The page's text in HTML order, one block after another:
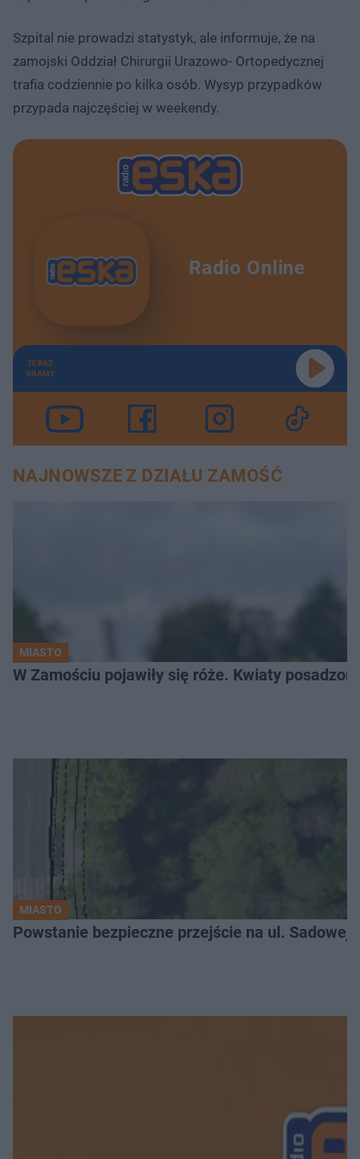
Szpital nie prowadzi statystyk, ale informuje, że na
zamojski Oddział Chirurgii Urazowo- Ortopedycznej
trafia codziennie po kilka osób. Wysyp przypadków
przypada najczęściej w weekendy.
Radio Online
TERAZ
GRAMY
NAJNOWSZE Z DZIAŁU ZAMOŚĆ
MIASTO
W Zamościu pojawiły się róże. Kwiaty
MIASTO